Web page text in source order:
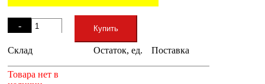
-
+
Купить
Склад Остаток, ед. Поставка
Товара нет в